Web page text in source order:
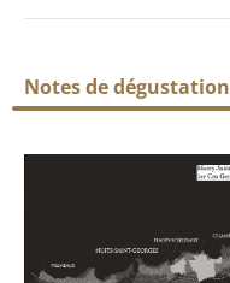
Notes de dégustation